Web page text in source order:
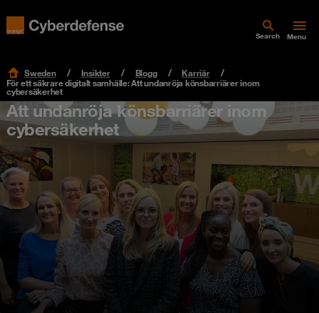
Search Menu
Sweden Insikter Blogg
Karriär
För ett säkrare digitalt samhälle: Att undanröja könsbarriärer inom
cybersäkerhet
Att undanröja könsbarriärer inom
cybersäkerhet